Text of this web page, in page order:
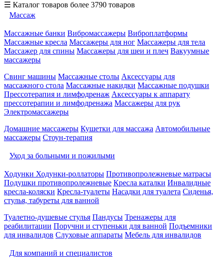
☰ Каталог товаров более 3790 товаров
Массаж
Массажные банки Вибромассажеры Виброплатформы
Массажные кресла Массажеры для ног Массажеры для тела
Массажер для спины Массажеры для шеи и плеч Вакуумные
массажеры
Свинг машины Массажные столы Аксессуары для
массажного стола Массажные накидки Массажные подушки
Прессотерапия и лимфодренаж Аксессуары к аппарату
прессотерапии и лимфодренажа Массажеры для рук
Электромассажеры
Домашние массажеры Кушетки для массажа Автомобильные
массажеры Стоун-терапия
Уход за больными и пожилыми
Ходунки Ходунки-роллаторы Противопролежневые матрасы
Подушки противопролежневые Кресла каталки Инвалидные
кресла-коляски Кресла-туалеты Насадки для туалета Сиденья,
стулья, табуреты для ванной
Туалетно-душевые стулья Пандусы Тренажеры для
реабилитации Поручни и ступеньки для ванной Подъемники
для инвалидов Слуховые аппараты Мебель для инвалидов
Для компаний и специалистов